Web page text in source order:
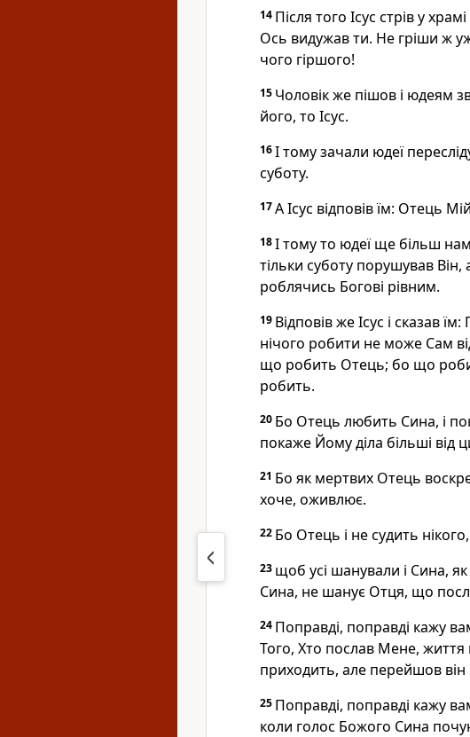
14 Після того Ісус стрів у
Ось видужав ти. Не гріши ж
чого гіршого!
15 Чоловік же пішов і юдеям
його, то Ісус.
16І тому зачали юдеї
суботу.
17А Ісус відповів їм: Отець
18І тому то юдеї ще більш
тільки суботу порушував
роблячись Богові рівним.
19 Відповів же Ісус і сказав
нічого робити не може Сам
що робить Отець; бо що
робить.
20 Бо Отець любить Сина, і
покаже Йому діла більші від
21 Бо як мертвих Отець
хоче, оживлює.
22 Бо Отець і не судить
23 щоб усі шанували і Сина,
Сина, не шанує Отця, що
24 Поправді, поправді кажу
Того, Хто послав Мене, життя
приходить, але перейшов він
25 Поправді, поправді кажу
коли голос Божого Сина